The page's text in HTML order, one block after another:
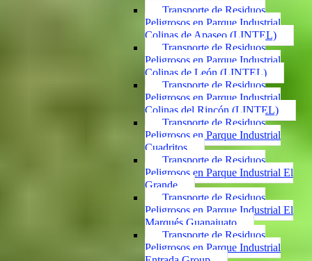
Transporte de Residuos
Peligrosos en Parque Industrial
Colinas de Apaseo (LINTEL)
Transporte de Residuos
Peligrosos en Parque Industrial
Colinas de León (LINTEL)
Transporte de Residuos
Peligrosos en Parque Industrial
Colinas del Rincón (LINTEL)
Transporte de Residuos
Peligrosos en Parque Industrial
Cuadritos
Transporte de Residuos
Peligrosos en Parque Industrial El
Grande
Transporte de Residuos
Peligrosos en Parque Industrial El
Marqués Guanajuato
Transporte de Residuos
Peligrosos en Parque Industrial